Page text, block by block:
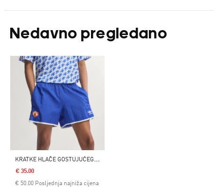
Nedavno pregledano
K
RATKE HLAČE GOSTUJUĆEG DRESA MANCHESTER UNITED 90
€ 35.00
€ 50.00 Posljednja najniža cijena